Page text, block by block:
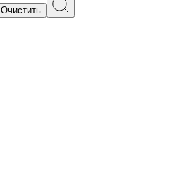
Очистить